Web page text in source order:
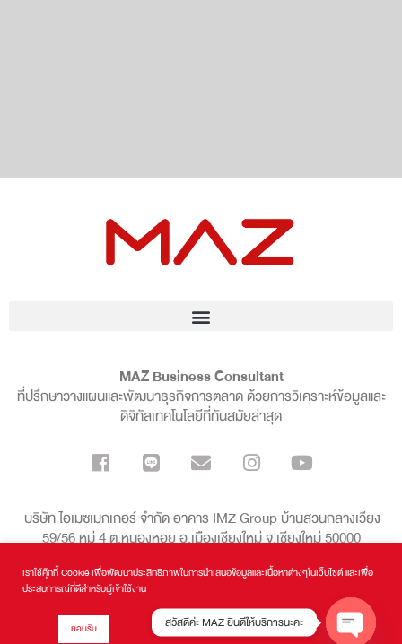
MAZ Business Consultant
ที่ปรึกษาวางแผนและพัฒนาธุรกิจการตลาด ด้วยการวิเคราะห์ข้อมูลและ
ดิจิทัลเทคโนโลยีที่ทันสมัยล่าสุด
บริษัท ไอเมซเมกเกอร์ จำกัด อาคาร IMZ Group บ้านสวนกลางเวียง
59/56 หมู่ 4 ต.หนองหอย อ.เมืองเชียงใหม่ จ.เชียงใหม่ 50000
099-136-8998
MAZ Business Consultant| Copyrights © 2016 - 2024 All Rights
เราใช้คุ๊กกี้ Cookie เพื่อพัฒนาประสิทธิภาพในการนำเสนอข้อมูลและเนื้อหาต่างๆในเว็บไซต์ และเพื่อ
ประสบการณ์ที่ดีสำหรับผู้เข้าใช้งาน
ยอมรับ สวัสดีค่ะ MAZ ยินดีให้บริการนะคะ